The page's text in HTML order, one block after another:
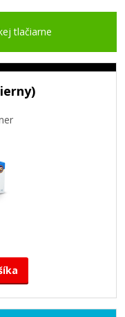
tlačiarne